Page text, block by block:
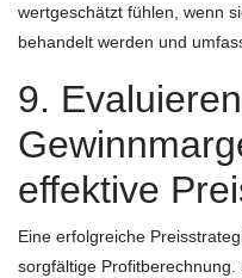
wertgeschätzt fühlen, wenn
behandelt werden und
9.
effektive
Eine erfolgreiche
sorgfältige